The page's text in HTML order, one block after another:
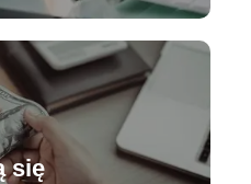
się